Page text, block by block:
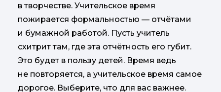
в творчестве. Учительское время
пожирается формальностью — отчётами
и бумажной работой. Пусть учитель
схитрит там, где эта отчётность его губит.
Это будет в пользу детей. Время ведь
не повторяется, а учительское время самое
дорогое. Выберите, что для вас важнее.